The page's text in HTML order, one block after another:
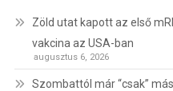
Zöld utat kapott az első
vakcina az USA-ban
augusztus 6, 2026
Szombattól már “csak”